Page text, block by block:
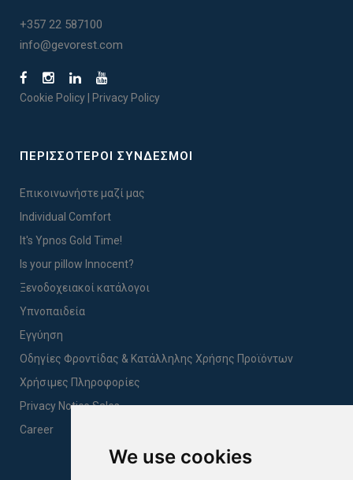
We use cookies
+357 22 587100
info@gevorest.com
Cookie Policy Privacy Policy
ΠΕΡΙΣΣΟΤΕΡΟΙ ΣΥΝΔΕΣΜΟΙ
Επικοινωνήστε μαζί μας
Individual Comfort
It's Ypnos Gold Time!
Is your pillow Innocent?
Ξενοδοχειακοί κατάλογοι
Υπνοπαιδεία
Εγγύηση
Οδηγίες Φροντίδας & Κατάλληλης Χρήσης Προϊόντων
Χρήσιμες Πληροφορίες
Privacy Notice Sales
Career